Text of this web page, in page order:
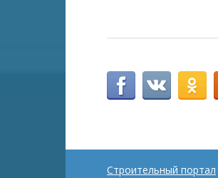
Строительный портал